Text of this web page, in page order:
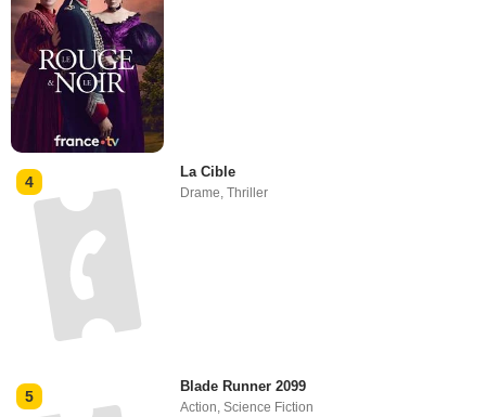
4
La Cible
Drame,Thriller
5
Blade Runner 2099
Action,Science Fiction